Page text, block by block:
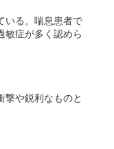
いる。喘息患者で
敏症が多く認めら
や鋭利なものと